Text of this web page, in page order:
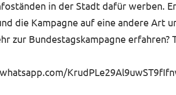
in der Stadt dafür werben.
die Kampagne auf eine andere Art
zur Bundestagskampagne erfahren?